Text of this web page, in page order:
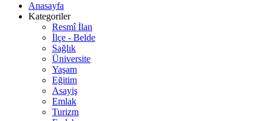
Anasayfa
Kategoriler
Resmî İlan
İlçe - Belde
Sağlık
Üniversite
Yaşam
Eğitim
Asayiş
Emlak
Turizm